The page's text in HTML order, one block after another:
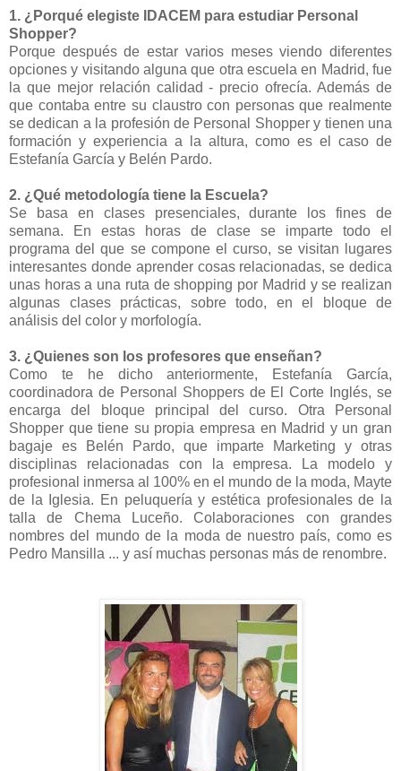
1. ¿Porqué elegiste IDACEM para estudiar Personal
Shopper?
Porque después de estar varios meses viendo diferentes
opciones y visitando alguna que otra escuela en Madrid, fue
la que mejor relación calidad - precio ofrecía. Además de
que contaba entre su claustro con personas que realmente
se dedican a la profesión de Personal Shopper y tienen una
formación y experiencia a la altura, como es el caso de
Estefanía García y Belén Pardo.
2. ¿Qué metodología tiene la Escuela?
Se basa en clases presenciales, durante los fines de
semana. En estas horas de clase se imparte todo el
programa del que se compone el curso, se visitan lugares
interesantes donde aprender cosas relacionadas, se dedica
unas horas a una ruta de shopping por Madrid y se realizan
algunas clases prácticas, sobre todo, en el bloque de
análisis del color y morfología.
3. ¿Quienes son los profesores que enseñan?
Como te he dicho anteriormente, Estefanía García,
coordinadora de Personal Shoppers de El Corte Inglés, se
encarga del bloque principal del curso. Otra Personal
Shopper que tiene su propia empresa en Madrid y un gran
bagaje es Belén Pardo, que imparte Marketing y otras
disciplinas relacionadas con la empresa. La modelo y
profesional inmersa al 100% en el mundo de la moda, Mayte
de la Iglesia. En peluquería y estética profesionales de la
talla de Chema Luceño. Colaboraciones con grandes
nombres del mundo de la moda de nuestro país, como es
Pedro Mansilla ... y así muchas personas más de renombre.